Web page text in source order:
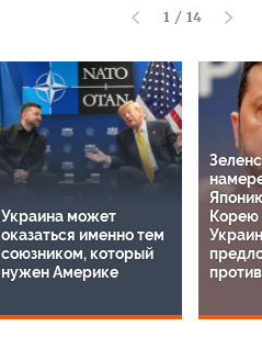
1 / 14
Украина может
оказаться именно тем
союзником, который
нужен Америке
Корею